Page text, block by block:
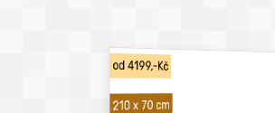
od 4199,-Kč
210 x 70 cm